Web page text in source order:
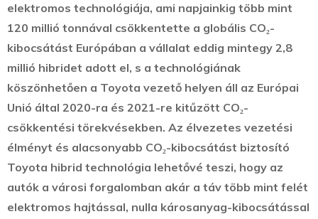
elektromos technológiája, ami napjainkig több mint
120 millió tonnával csökkentette a globális CO₂-
kibocsátást Európában a vállalat eddig mintegy 2,8
millió hibridet adott el, s a technológiának
köszönhetően a Toyota vezető helyen áll az Európai
Unió által 2020-ra és 2021-re kitűzött CO₂-
csökkentési törekvésekben. Az élvezetes vezetési
élményt és alacsonyabb CO₂-kibocsátást biztosító
Toyota hibrid technológia lehetővé teszi, hogy az
autók a városi forgalomban akár a táv több mint felét
elektromos hajtással, nulla károsanyag-kibocsátással